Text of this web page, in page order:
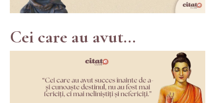
Cei care au avut...